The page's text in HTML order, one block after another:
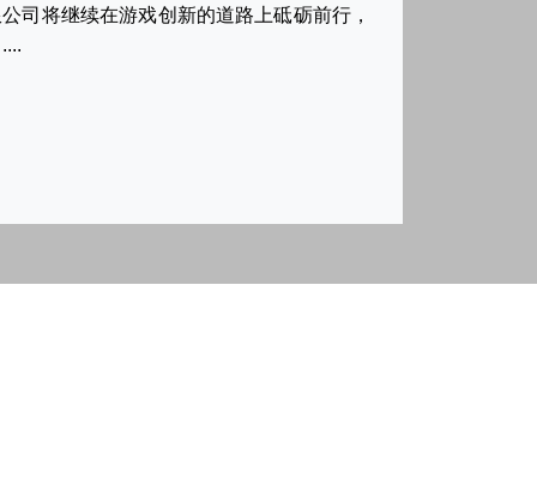
司将继续在游戏创新的道路上砥砺前行，